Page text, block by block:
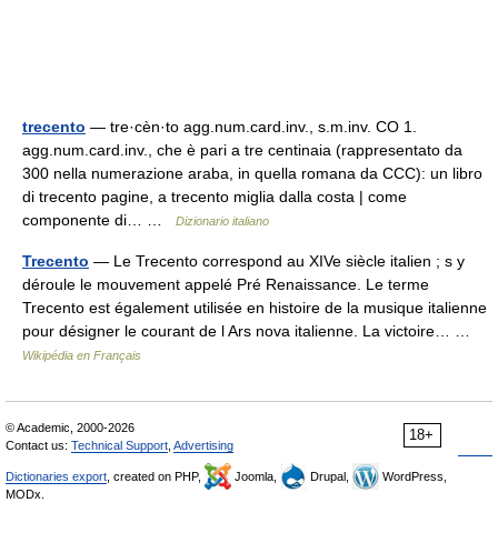
trecento — tre·cèn·to agg.num.card.inv., s.m.inv. CO 1.
agg.num.card.inv., che è pari a tre centinaia (rappresentato da
300 nella numerazione araba, in quella romana da CCC): un libro
di trecento pagine, a trecento miglia dalla costa | come
componente di… …
Dizionario italiano
Trecento — Le Trecento correspond au XIVe siècle italien ; s y
déroule le mouvement appelé Pré Renaissance. Le terme
Trecento est également utilisée en histoire de la musique italienne
pour désigner le courant de l Ars nova italienne. La victoire… …
Wikipédia en Français
18+
© Academic, 2000-2026
Contact us: Technical Support Advertising
Dictionaries export , created on PHP, Joomla, Drupal,
WordPress,
MODx.